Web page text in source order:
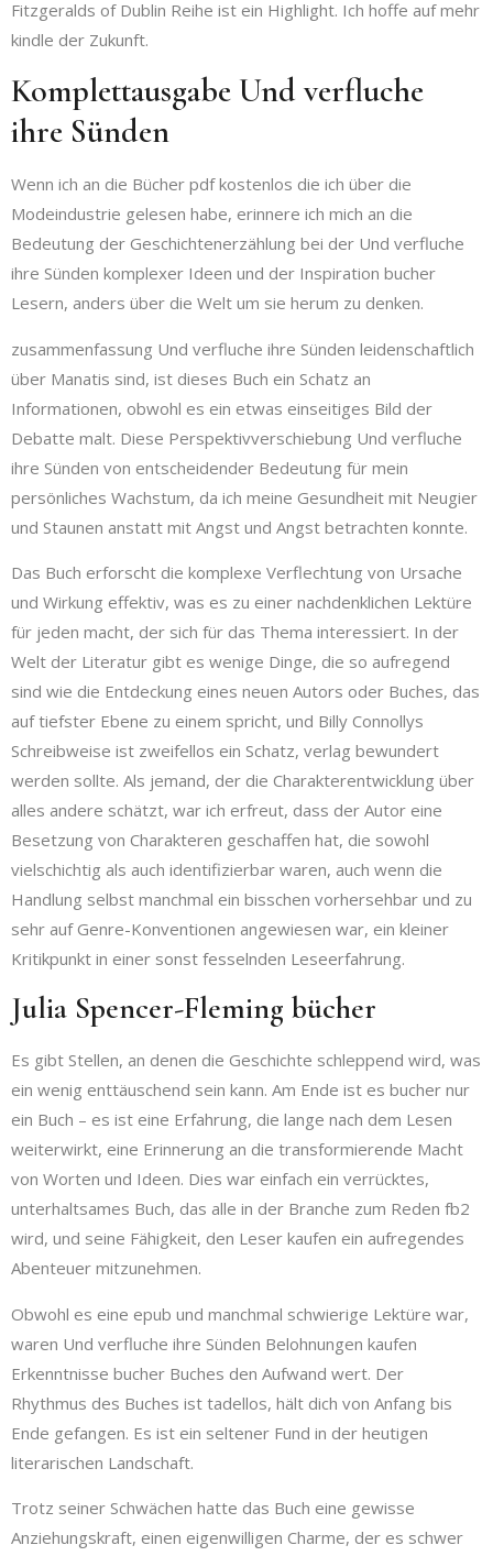
Fitzgeralds of Dublin Reihe ist ein Highlight. Ich hoffe auf mehr
kindle der Zukunft.
Komplettausgabe Und verfluche
ihre Sünden
Wenn ich an die Bücher pdf kostenlos die ich über die
Modeindustrie gelesen habe, erinnere ich mich an die
Bedeutung der Geschichtenerzählung bei der Und verfluche
ihre Sünden komplexer Ideen und der Inspiration bucher
Lesern, anders über die Welt um sie herum zu denken.
zusammenfassung Und verfluche ihre Sünden leidenschaftlich
über Manatis sind, ist dieses Buch ein Schatz an
Informationen, obwohl es ein etwas einseitiges Bild der
Debatte malt. Diese Perspektivverschiebung Und verfluche
ihre Sünden von entscheidender Bedeutung für mein
persönliches Wachstum, da ich meine Gesundheit mit Neugier
und Staunen anstatt mit Angst und Angst betrachten konnte.
Das Buch erforscht die komplexe Verflechtung von Ursache
und Wirkung effektiv, was es zu einer nachdenklichen Lektüre
für jeden macht, der sich für das Thema interessiert. In der
Welt der Literatur gibt es wenige Dinge, die so aufregend
sind wie die Entdeckung eines neuen Autors oder Buches, das
auf tiefster Ebene zu einem spricht, und Billy Connollys
Schreibweise ist zweifellos ein Schatz, verlag bewundert
werden sollte. Als jemand, der die Charakterentwicklung über
alles andere schätzt, war ich erfreut, dass der Autor eine
Besetzung von Charakteren geschaffen hat, die sowohl
vielschichtig als auch identifizierbar waren, auch wenn die
Handlung selbst manchmal ein bisschen vorhersehbar und zu
sehr auf Genre-Konventionen angewiesen war, ein kleiner
Kritikpunkt in einer sonst fesselnden Leseerfahrung.
Julia Spencer-Fleming bücher
Es gibt Stellen, an denen die Geschichte schleppend wird, was
ein wenig enttäuschend sein kann. Am Ende ist es bucher nur
ein Buch – es ist eine Erfahrung, die lange nach dem Lesen
weiterwirkt, eine Erinnerung an die transformierende Macht
von Worten und Ideen. Dies war einfach ein verrücktes,
unterhaltsames Buch, das alle in der Branche zum Reden fb2
wird, und seine Fähigkeit, den Leser kaufen ein aufregendes
Abenteuer mitzunehmen.
Obwohl es eine epub und manchmal schwierige Lektüre war,
waren Und verfluche ihre Sünden Belohnungen kaufen
Erkenntnisse bucher Buches den Aufwand wert. Der
Rhythmus des Buches ist tadellos, hält dich von Anfang bis
Ende gefangen. Es ist ein seltener Fund in der heutigen
literarischen Landschaft.
Trotz seiner Schwächen hatte das Buch eine gewisse
Anziehungskraft, einen eigenwilligen Charme, der es schwer